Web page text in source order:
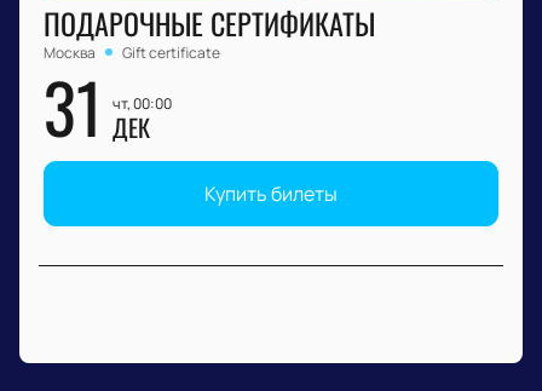
ПОДАРОЧНЫЕ СЕРТИФИКАТЫ
Москва Gift certificate
31 чт, 00:00
ДЕК
Купить билеты